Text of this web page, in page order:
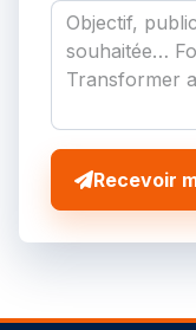
Recevoir